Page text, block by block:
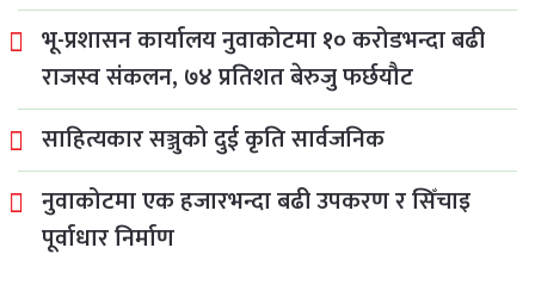
भू-प्रशासन कार्यालय नुवाकोटमा १० करोडभन्दा बढी
राजस्व संकलन, ७४ प्रतिशत बेरुजु फर्छयौट
साहित्यकार सञ्जुको दुई कृति सार्वजनिक
नुवाकोटमा एक हजारभन्दा बढी उपकरण र सिँचाइ
पूर्वाधार निर्माण